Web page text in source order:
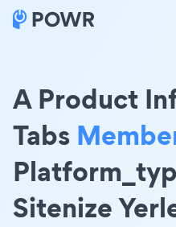
A Product
Tabs
Sitenize